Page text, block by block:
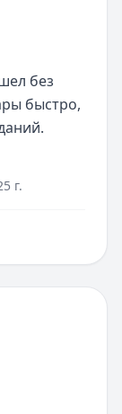
без
быстро,
г.